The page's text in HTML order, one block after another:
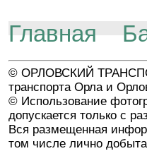
Главная
© ОРЛОВСКИЙ
транспорта Орла и
© Использование
допускается только с
Вся размещенная
том числе лично